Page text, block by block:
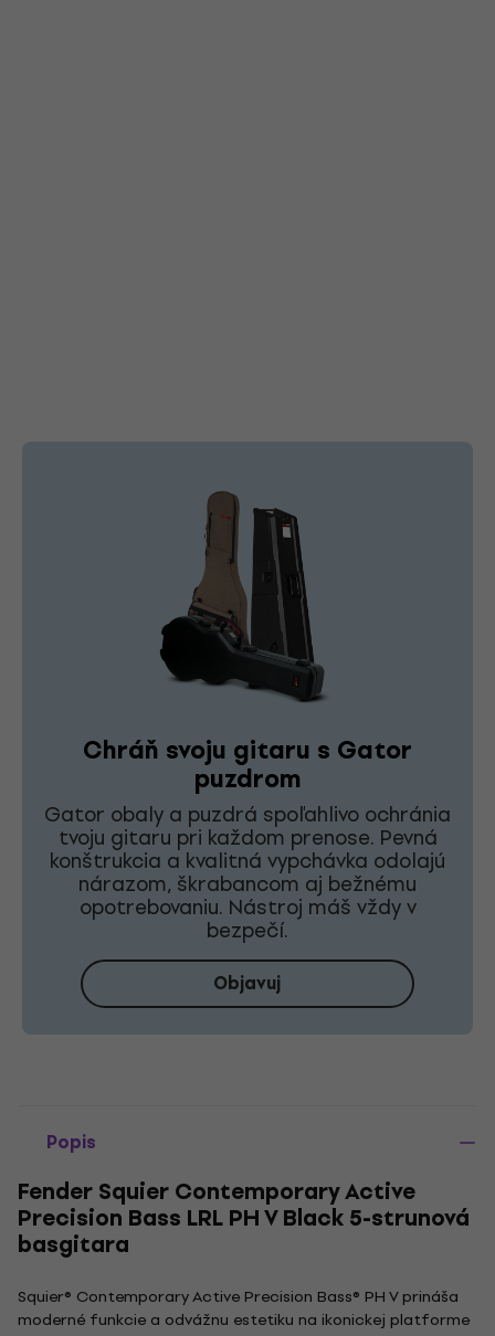
Chráň svoju gitaru s Gator
puzdrom
Gator obaly a puzdrá spoľahlivo ochránia
tvoju gitaru pri každom prenose. Pevná
konštrukcia a kvalitná vypchávka odolajú
nárazom, škrabancom aj bežnému
opotrebovaniu. Nástroj máš vždy v
bezpečí.
Objavuj
Popis
Fender Squier Contemporary Active
Precision Bass LRL PH V Black 5-strunová
basgitara
Squier® Contemporary Active Precision Bass® PH V prináša
moderné funkcie a odvážnu estetiku na ikonickej platforme